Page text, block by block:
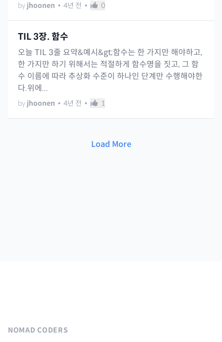
by jhoonen • 4년 전 • 0
TIL 3장. 함수
오늘 TIL 3줄 요약&예시&gt;함수는 한 가지만 해야하고,
한 가지만 하기 위해서는 적절하게 함수명을 짓고, 그 함
수 이름에 따라 추상화 수준이 하나인 단계만 수행해야한
다.위에...
by jhoonen • 4년 전 • 1
Load More
NOMAD CODERS